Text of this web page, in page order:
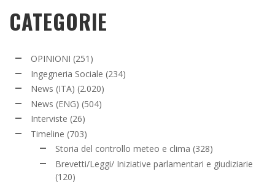
CATEGORIE
OPINIONI (251)
Ingegneria Sociale (234)
News (ITA) (2.020)
News (ENG) (504)
Interviste (26)
Timeline (703)
Storia del controllo meteo e clima (328)
Brevetti/Leggi/ Iniziative parlamentari e giudiziarie
(120)